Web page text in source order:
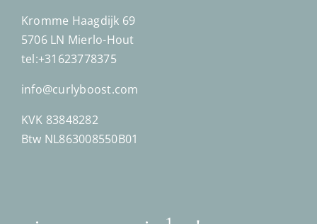
Kromme Haagdijk 69
5706 LN Mierlo-Hout
tel:+31623778375
info@curlyboost.com
KVK 83848282
Btw NL863008550B01